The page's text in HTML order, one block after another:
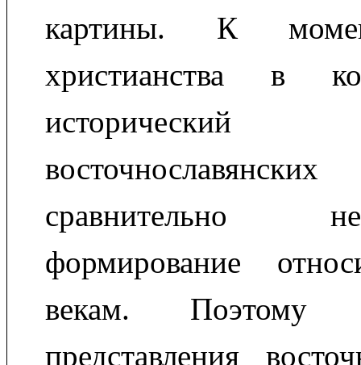
картины. К
христианства в
сравнительно
формирование
векам. Поэтому
представления